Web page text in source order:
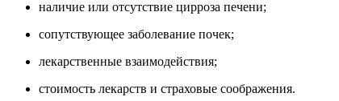
наличие или отсутствие цирроза печени;
сопутствующее заболевание почек;
лекарственные взаимодействия;
стоимость лекарств и страховые соображения.